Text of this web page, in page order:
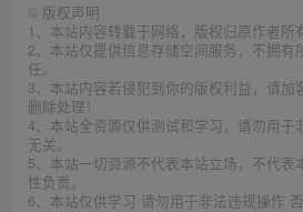
© 版权声明
1、本站内容转载于网络，版权归原作者所
2、本站仅提供信息存储空间服务，不拥有
任。
3、本站内容若侵犯到你的版权利益，请加
删除处理！
4、本站全资源仅供测试和学习，请勿用于
无关。
5、本站一切资源不代表本站立场，不代表
性负责。
6、本站仅供学习 请勿用于非法违规操作